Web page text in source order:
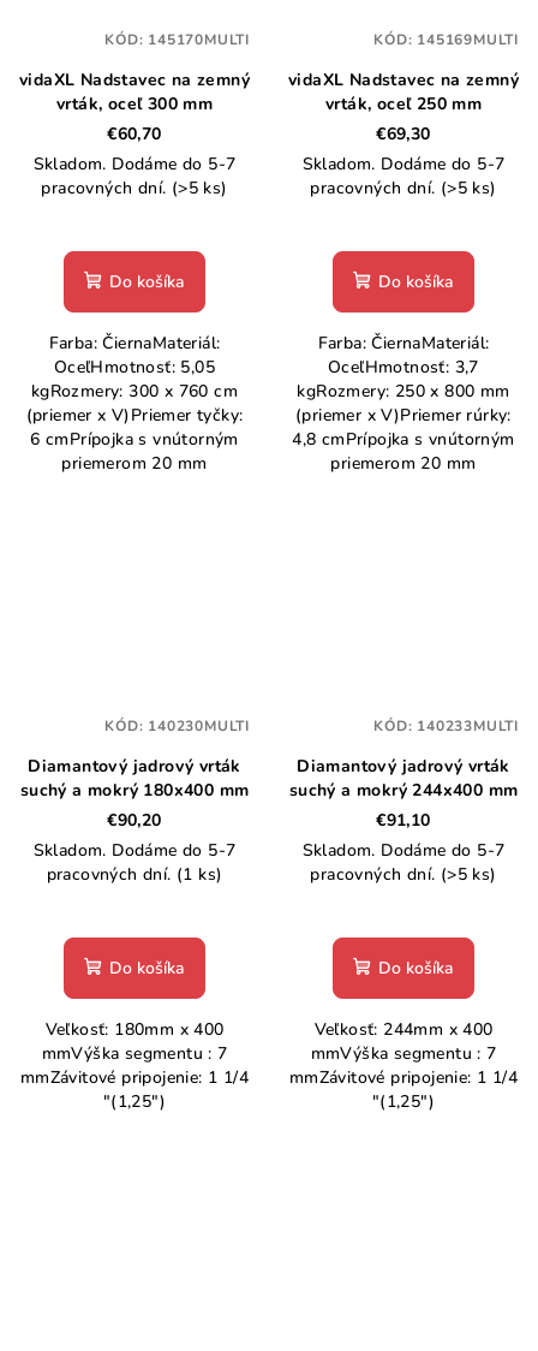
vidaXL Nadstavec na zemný
vrták, oceľ 300 mm
€60,70
Skladom. Dodáme do 5-7
pracovných dní. (>5 ks)
Do košíka
Farba: ČiernaMateriál:
OceľHmotnosť: 5,05
kgRozmery: 300 x 760 cm
(priemer x V)Priemer tyčky:
6 cmPrípojka s vnútorným
priemerom 20 mm
KÓD: 145170MULTI
vidaXL Nadstavec na zemný
vrták, oceľ 250 mm
€69,30
Skladom. Dodáme do 5-7
pracovných dní. (>5 ks)
Do košíka
Farba: ČiernaMateriál:
OceľHmotnosť: 3,7
kgRozmery: 250 x 800 mm
(priemer x V)Priemer rúrky:
4,8 cmPrípojka s vnútorným
priemerom 20 mm
KÓD: 145169MULTI
Diamantový jadrový vrták
suchý a mokrý 180x400 mm
€90,20
Skladom. Dodáme do 5-7
pracovných dní. (1 ks)
Do košíka
Veľkosť: 180mm x 400
mmVýška segmentu : 7
mmZávitové pripojenie: 1 1/4
"(1,25")
KÓD: 140230MULTI
Diamantový jadrový vrták
suchý a mokrý 244x400 mm
€91,10
Skladom. Dodáme do 5-7
pracovných dní. (>5 ks)
Do košíka
Veľkosť: 244mm x 400
mmVýška segmentu : 7
mmZávitové pripojenie: 1 1/4
"(1,25")
KÓD: 140233MULTI